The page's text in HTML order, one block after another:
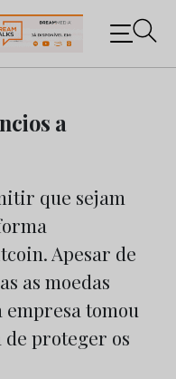
os negócios do
a
que sejam
Apesar de
as moedas
empresa tomou
de proteger os